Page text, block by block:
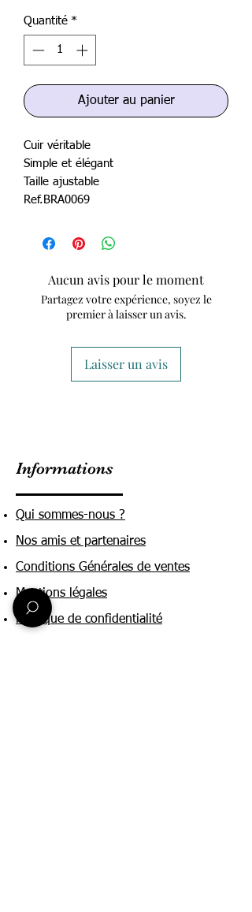
Quantité *
Ajouter au panier
Cuir véritable
Simple et élégant
Taille ajustable
Ref.BRA0069
Aucun avis pour le moment
Partagez votre expérience, soyez le
premier à laisser un avis.
Laisser un avis
Informations
Qui sommes-nous ?
Nos amis et partenaires
Conditions Générales de ventes
Mentions légales
Politique de confidentialité